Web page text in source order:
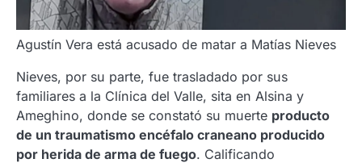
Agustín Vera está acusado de matar a Matías Nieves
Nieves, por su parte, fue trasladado por sus
familiares a la Clínica del Valle, sita en Alsina y
Ameghino, donde se constató su muerte producto
de un traumatismo encéfalo craneano producido
por herida de arma de fuego. Calificando